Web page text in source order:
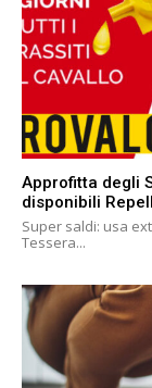
Approfitta degli
disponibili
Super saldi: usa
Tessera...